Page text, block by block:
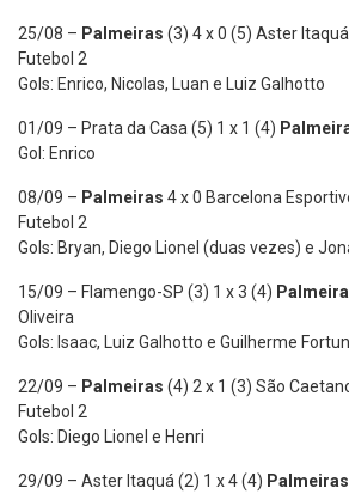
25/08 – Palmeiras (3) 4 x 0 (5) Aster
Futebol 2
Gols: Enrico, Nicolas, Luan e Luiz Galhotto
01/09 – Prata da Casa (5) 1 x 1 (4)
Gol: Enrico
08/09 – Palmeiras 4 x 0 Barcelona
Futebol 2
Gols: Bryan, Diego Lionel (duas vezes) e
15/09 – Flamengo-SP (3) 1 x 3 (4)
Oliveira
Gols: Isaac, Luiz Galhotto e Guilherme
22/09 – Palmeiras (4) 2 x 1 (3) São
Futebol 2
Gols: Diego Lionel e Henri
29/09 – Aster Itaquá (2) 1 x 4 (4) Palmeiras